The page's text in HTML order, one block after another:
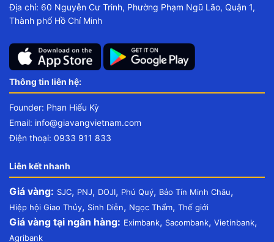
Địa chỉ: 60 Nguyễn Cư Trinh, Phường Phạm Ngũ Lão, Quận 1,
Thành phố Hồ Chí Minh
Thông tin liên hệ:
Founder: Phan Hiếu Kỳ
Email: info@giavangvietnam.com
Điện thoại: 0933 911 833
Liên kết nhanh
Giá vàng: SJC, PNJ, DOJI, Phú Quý, Bảo Tín Minh Châu,
Hiệp hội Giao Thủy, Sinh Diễn, Ngọc Thẩm, Thế giới
Giá vàng tại ngân hàng: Eximbank, Sacombank, Vietinbank,
Agribank